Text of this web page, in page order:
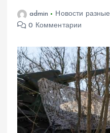
admin Новости разные
0 Комментарии